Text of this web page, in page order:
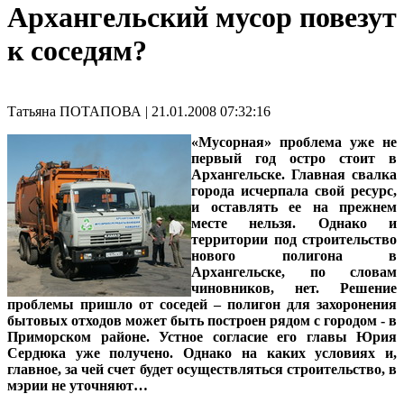
Архангельский мусор повезут
к соседям?
Татьяна ПОТАПОВА | 21.01.2008 07:32:16
«Мусорная» проблема уже не
первый год остро стоит в
Архангельске. Главная свалка
города исчерпала свой ресурс,
и оставлять ее на прежнем
месте нельзя. Однако и
территории под строительство
нового полигона в
Архангельске, по словам
чиновников, нет. Решение
проблемы пришло от соседей – полигон для захоронения
бытовых отходов может быть построен рядом с городом - в
Приморском районе. Устное согласие его главы Юрия
Сердюка уже получено. Однако на каких условиях и,
главное, за чей счет будет осуществляться строительство, в
мэрии не уточняют…